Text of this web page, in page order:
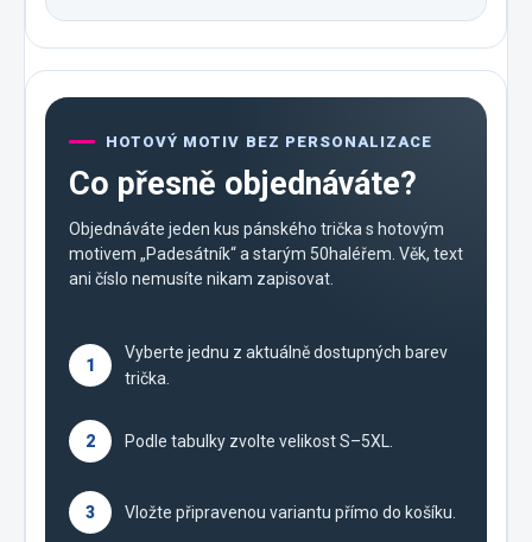
HOTOVÝ MOTIV BEZ PERSONALIZACE
Co přesně objednáváte?
Objednáváte jeden kus pánského trička s hotovým
motivem „Padesátník“ a starým 50haléřem. Věk, text
ani číslo nemusíte nikam zapisovat.
1
Vyberte jednu z aktuálně dostupných barev
trička.
2 Podle tabulky zvolte velikost S–5XL.
3 Vložte připravenou variantu přímo do košíku.